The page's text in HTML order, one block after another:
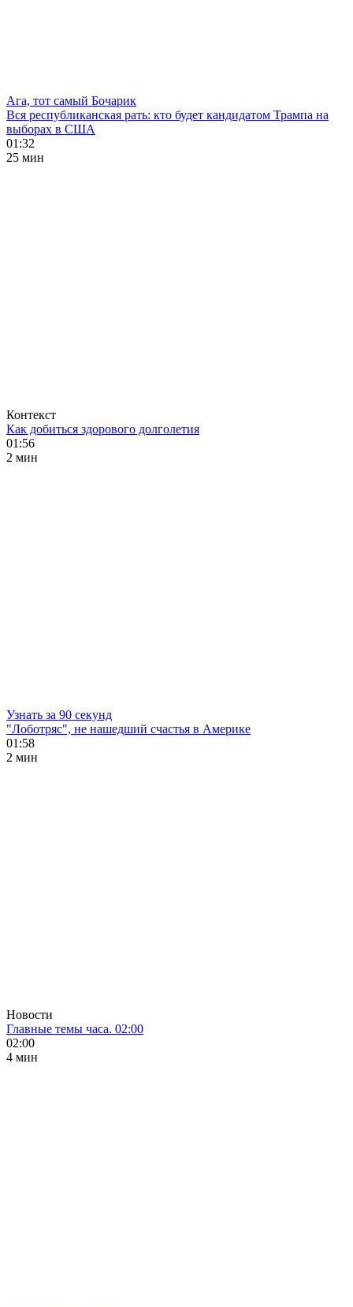
Ага, тот самый Бочарик
Вся республиканская рать: кто будет кандидатом Трампа на
выборах в США
01:32
25 мин
Контекст
Как добиться здорового долголетия
01:56
2 мин
Узнать за 90 секунд
"Лоботряс", не нашедший счастья в Америке
01:58
2 мин
Новости
Главные темы часа. 02:00
02:00
4 мин